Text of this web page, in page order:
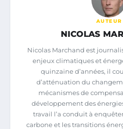
AUTEUR
NICOLAS
Nicolas Marchand est
enjeux climatiques et
quinzaine d’années, il
d’atténuation du
mécanismes de
développement des
travail l’a conduit à
carbone et les transitions